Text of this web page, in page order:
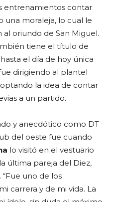
entrenamientos contar
una moraleja, lo cual le
oriundo de San Miguel.
tiene el título de
el día de hoy única
dirigiendo al plantel
la idea de contar
a un partido.
y anecdótico como DT
del oeste fue cuando
lo visitó en el vestuario
última pareja del Diez,
uno de los
carrera y de mi vida. La